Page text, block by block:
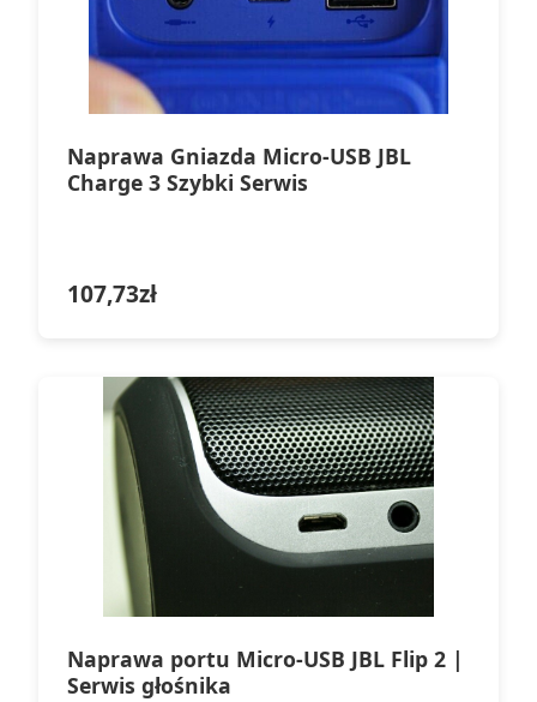
Naprawa Gniazda Micro-USB JBL
Charge 3 Szybki Serwis
107,73zł
Naprawa portu Micro-USB JBL Flip 2 |
Serwis głośnika